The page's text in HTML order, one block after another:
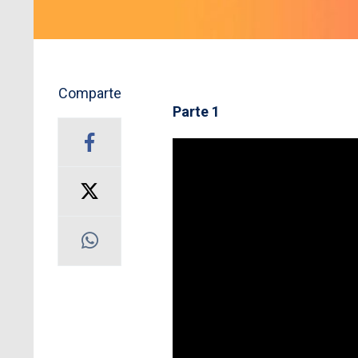
Comparte
Parte 1